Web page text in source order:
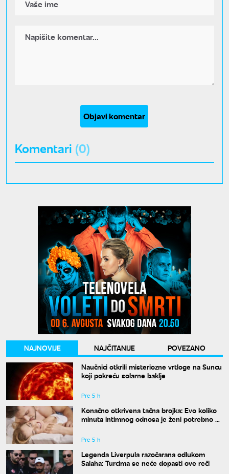
Objavi komentar
Komentari (0)
NAJNOVIJE NAJČITANIJE
POVEZANO
Naučnici otkrili misteriozne vrtloge na Suncu
koji pokreću solarne baklje
Pre 5 h
Konačno otkrivena tačna brojka: Evo koliko
minuta intimnog odnosa je ženi potrebno da
Pre 5 h
Legenda Liverpula razočarana odlukom
Salaha: Turcima se neće dopasti ove reči